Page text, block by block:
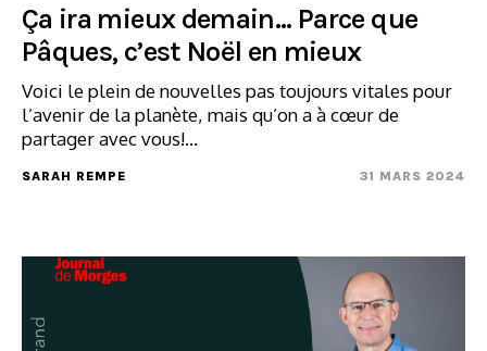
Ça ira mieux demain... Parce que
Pâques, c’est Noël en mieux
Voici le plein de nouvelles pas toujours vitales pour
l’avenir de la planète, mais qu’on a à cœur de
partager avec vous!...
SARAH REMPE 31 MARS 2024